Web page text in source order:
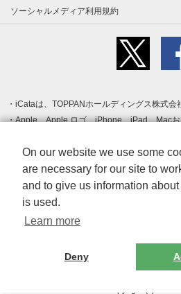
ソーシャルメディア利用規約
iCataは、TOPPANホールディングス株式会
Apple、Apple ロゴ、iPhone、iPad、Mac
登録された Apple Inc. の商標です。App
クです。
Android、Google Play および Google Play
す。
Windows は Microsoft Inc.の米国およびそ
標です。
Adobe、Adobe Reader、Adobe PDF は、
その他、記載されている会社名、商品名、
On our website we use some
are necessary for our site to
and to give us information
is used.
Learn more
Deny